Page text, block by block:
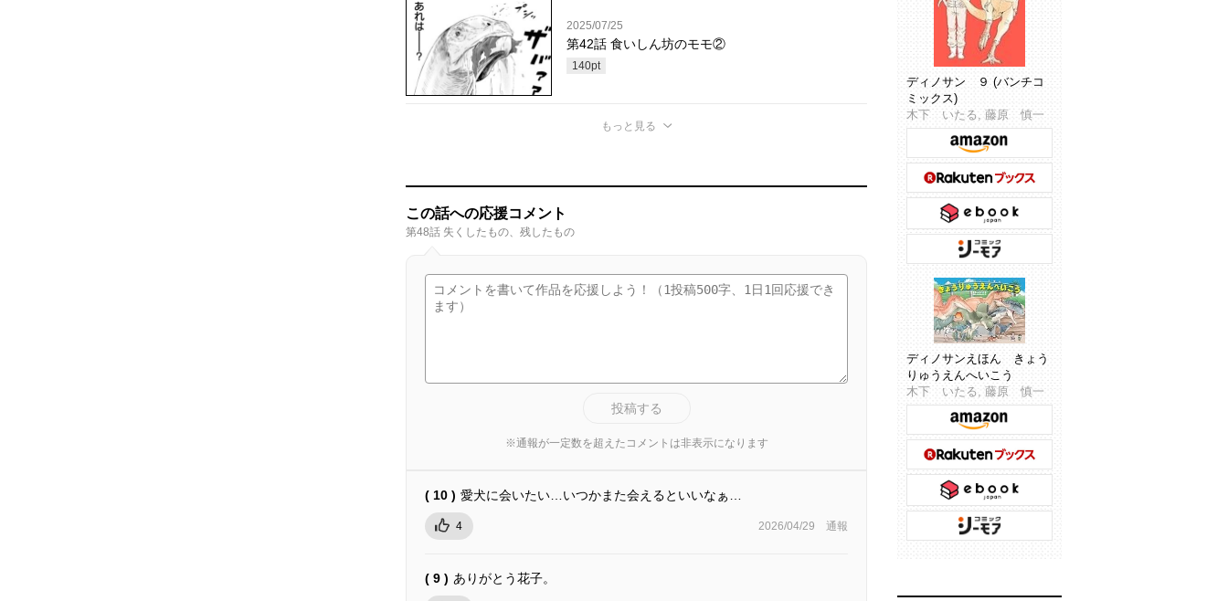
2025/07/25
第42話 食いしん坊のモモ②
140pt
もっと見る
この話への応援コメント
第48話 失くしたもの、残したもの
投稿する
※通報が一定数を超えたコメントは非表示になります
( 10 ) 愛犬に会いたい…いつかまた会えるといいなぁ…
4 2026/04/29 通報
( 9 ) ありがとう花子。
ディノサン ９ (バンチコ
ミックス)
木下 いたる, 藤原 慎一
ディノサンえほん きょう
りゅうえんへいこう
木下 いたる, 藤原 慎一